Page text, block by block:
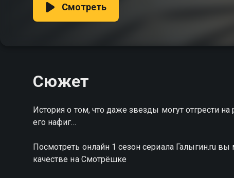
Смотреть
Сюжет
История о том, что даже звезды могут отгрести
его нафиг...
Посмотреть онлайн 1 сезон сериала Галыгин.ru
качестве на Смотрёшке